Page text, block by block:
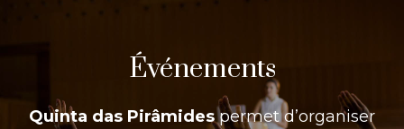
Événements
Quinta das Pirâmidespermet d’organiser